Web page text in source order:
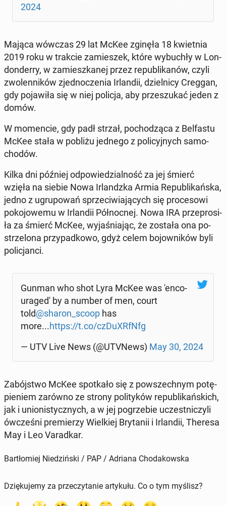
2024
Mająca wówczas 29 lat McKee zginęła 18 kwiet­nia
2019 roku w trakcie za­mie­szek, które wy­bu­chły w Lon­
don­der­ry, w za­miesz­ka­nej przez re­pu­bli­ka­nów, czyli
zwo­len­ni­ków zjed­no­cze­nia Ir­lan­dii, dziel­ni­cy Creggan,
gdy po­ja­wi­ła się w niej policja, aby prze­szu­kać jeden z
domów.
W mo­men­cie, gdy padł strzał, po­cho­dzą­ca z Bel­fa­stu
McKee stała w pobliżu jednego z po­li­cyj­nych sa­mo­
cho­dów.
Kilka dni później od­po­wie­dzial­ność za jej śmierć
wzięła na siebie Nowa Ir­landz­ka Armia Re­pu­bli­kań­ska,
jedno z ugru­po­wań sprze­ci­wia­ją­cych się pro­ce­so­wi
po­ko­jo­we­mu w Ir­lan­dii Pół­noc­nej. Nowa IRA prze­pro­si­
ła za śmierć McKee, wy­ja­śnia­jąc, że została ona po­
strze­lo­na przy­pad­ko­wo, gdyż celem bo­jow­ni­ków byli
po­li­cjan­ci.
Gunman who shot Lyra McKee was 'en­co­
ura­ge­d' by a number of men, court
told@sharon_scoop has
more...https://t.co/czDu­XRfNfg
— UTV Live News (@UTVNews) May 30, 2024
Za­bój­stwo McKee spo­tka­ło się z po­wszech­nym po­tę­
pie­niem zarówno ze strony po­li­ty­ków re­pu­bli­kań­skich,
jak i unio­ni­stycz­nych, a w jej po­grze­bie uczest­ni­czy­li
ów­cze­śni pre­mie­rzy Wiel­kiej Bry­ta­nii i Ir­lan­dii, Theresa
May i Leo Va­rad­kar.
Bartłomiej Niedziński / PAP / Adriana Chodakowska
Dziękujemy za przeczytanie artykułu. Co o tym myślisz?